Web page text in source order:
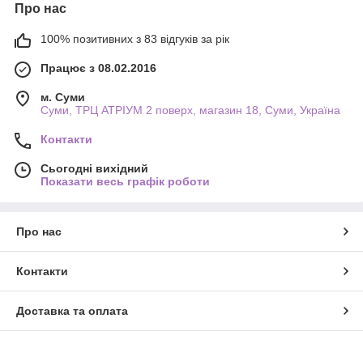
Про нас
100% позитивних з 83 відгуків за рік
Працює з 08.02.2016
м. Суми
Суми, ТРЦ АТРІУМ 2 поверх, магазин 18, Суми, Україна
Контакти
Сьогодні вихідний
Показати весь графік роботи
Про нас
Контакти
Доставка та оплата